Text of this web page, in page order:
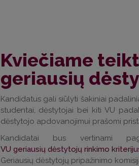
Kviečiame
geriausių
Kandidatus gali siūlyti šakiniai
studentai, dėstytojai bei kiti VU
dėstytojo apdovanojimui prašomi
Kandidatai bus vertinami
VU geriausių dėstytojų rinkimo
Geriausių dėstytojų pripažinimo